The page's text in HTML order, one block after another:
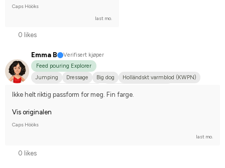
Caps Hööks
last mo.
0 likes
Emma B
Verifisert kjøper
Feed pouring Explorer
Jumping
Dressage Big dog
Holländskt varmblod (KWPN)
Ikke helt riktig passform for meg. Fin farge.
Vis originalen
Caps Hööks
last mo.
0 likes